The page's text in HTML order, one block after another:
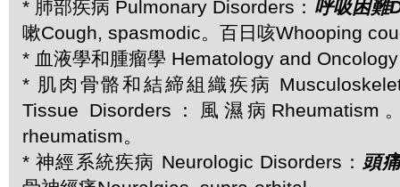
* 肺部疾病 Pulmonary Disorders： 呼吸困難
嗽Cough, spasmodic。百日咳Whooping
* 血液學和腫瘤學 Hematology and
* 肌肉骨骼和結締組織疾病
Tissue Disorders：風濕病Rheumatism
rheumatism。
* 神經系統疾病 Neurologic Disorders： 頭